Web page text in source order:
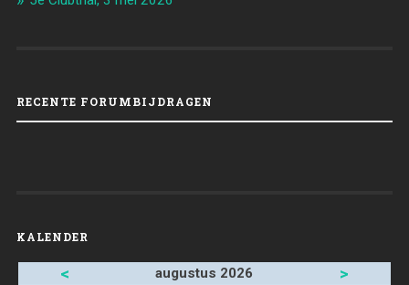
RECENTE FORUMBIJDRAGEN
KALENDER
< augustus 2026 >